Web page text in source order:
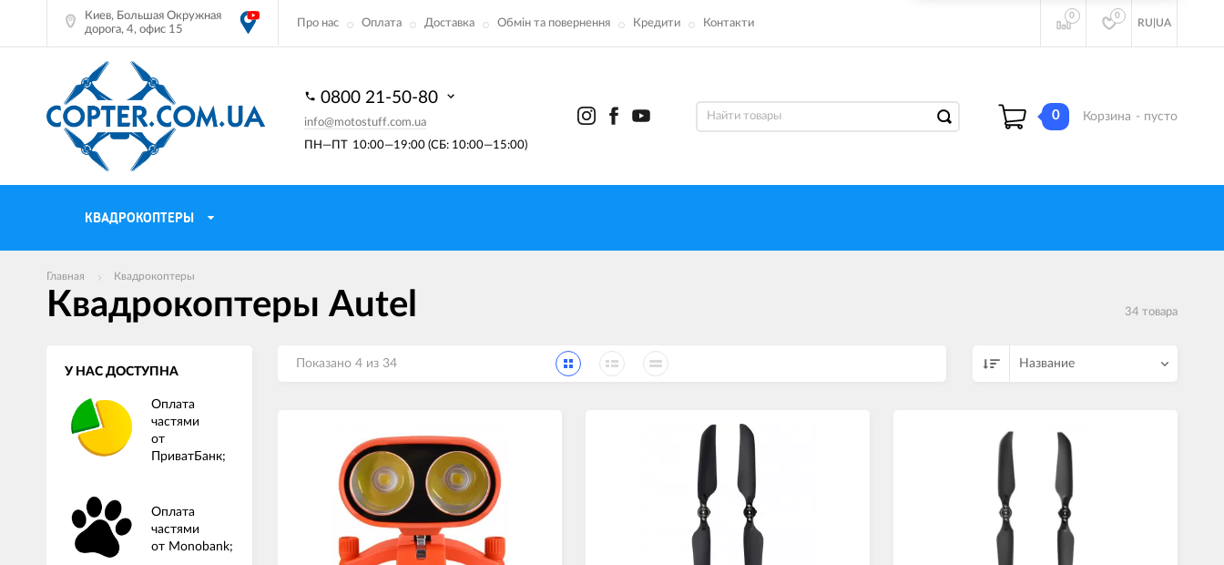
Киев, Большая Окружная
дорога, 4, офис 15
Про нас Оплата Доставка Обмін та повернення Кредити Контакти
0 0
RU UA
ПН—ПТ 10:00—19:00 (СБ: 10:00—15:00)
0800 21-50-80
info@motostuff.com.ua
0 Корзина - пусто
КВАДРОКОПТЕРЫ
Главная Квадрокоптеры
Квадрокоптеры Autel 34 товара
У НАС ДОСТУПНА
Оплата
частями
от
ПриватБанк;
Оплата
частями
от Monobank;
Показано 4 из 34 Название